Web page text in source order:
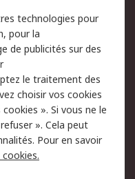
des E-mails
anti-
technologies pour
pour la
de publicités sur des
le traitement des
choisir vos cookies
». Si vous ne le
». Cela peut
Pour en savoir